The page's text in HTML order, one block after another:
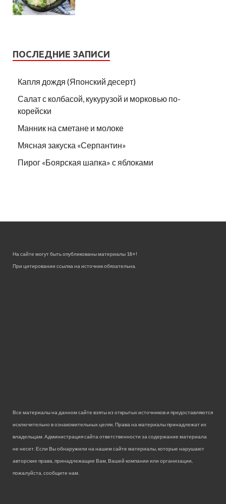
ПОСЛЕДНИЕ ЗАПИСИ
Капля дождя (Японский десерт)
Салат с колбасой, кукурузой и морковью по-
корейски
Манник на сметане и молоке
Мясная закуска «Серпантин»
Пирог «Боярская шапка» с яблоками
На сайте могут быть опубликованы материалы 18+!
При цитировании ссылка на источник обязательна.
Все материалы на данном сайте взяты из открытых источников и предоставляются
исключительно в ознакомительных целях. Права на материалы принадлежат их
владельцам. Администрация сайта ответственности за содержание материала
не несет. Если Вы обнаружили на нашем сайте материалы, которые нарушают
авторские права, принадлежащие Вам, Вашей компании или организации,
пожалуйста, сообщите нам.